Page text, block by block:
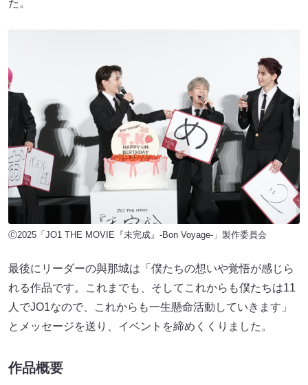
た。
Ⓒ2025「JO1 THE MOVIE『未完成』-Bon Voyage-」製作委員会
最後にリーダーの與那城は「僕たちの想いや覚悟が感じら
れる作品です。これまでも、そしてこれからも僕たちは11
人でJO1なので、これからも一生懸命活動していきます」
とメッセージを送り、イベントを締めくくりました。
作品概要